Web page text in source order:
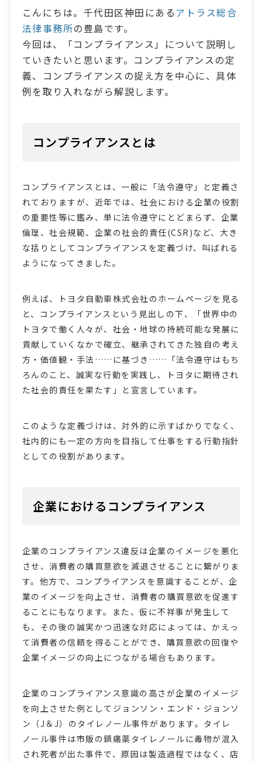
こんにちは。千代田区神田にあるアトラス総合
法律事務所の豊島です。
今回は、「コンプライアンス」について説明し
ていきたいと思います。コンプライアンスの定
義、コンプライアンスの捉え方を中心に、具体
例を取り入れながら解説します。
コンプライアンスとは
コンプライアンスとは、一般に「法令遵守」と定義さ
れておりますが、近年では、社会における企業の役割
の重要性等に鑑み、単に法令遵守にとどまらず、企業
倫理、社会規範、企業の社会的責任(CSR)など、大き
な括りとしてコンプライアンスを定義づけ、叫ばれる
ようになってきました。
例えば、トヨタ自動車株式会社のホームページを見る
と、コンプライアンスという見出しの下、「世界中の
トヨタで働く人々が、社会・地球の持続可能な発展に
貢献していくなかで確立、継承されてきた独自の考え
方・価値観・手法……に基づき……「法令遵守はもち
ろんのこと、誠実な行動を実践し、トヨタに期待され
た社会的責任を果たす」と宣言しています。
このような定義づけは、対外的に示すばかりでなく、
社内的にも一定の方向を目指して仕事をする行動指針
としての役割があります。
企業におけるコンプライアンス
企業のコンプライアンス違反は企業のイメージを悪化
させ、消費者の購買意欲を減退させることに繋がりま
す。他方で、コンプライアンスを意識することが、企
業のイメージを向上させ、消費者の購買意欲を促進す
ることにもなります。また、仮に不祥事が発生して
も、その後の誠実かつ迅速な対応によっては、かえっ
て消費者の信頼を得ることができ、購買意欲の回復や
企業イメージの向上につながる場合もあります。
企業のコンプライアンス意識の高さが企業のイメージ
を向上させた例としてジョンソン・エンド・ジョンソ
ン（J＆J）のタイレノール事件があります。タイレ
ノール事件は市販の鎮痛薬タイレノールに毒物が混入
され死者が出た事件で、原因は製造過程ではなく、店